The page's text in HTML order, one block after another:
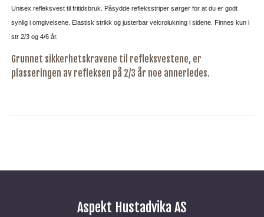
Unisex refleksvest til fritidsbruk. Påsydde refleksstriper sørger for at du er godt
synlig i omgivelsene. Elastisk strikk og justerbar velcrolukning i sidene. Finnes kun i
str 2/3 og 4/6 år.
Grunnet sikkerhetskravene til refleksvestene, er
plasseringen av refleksen på 2/3 år noe annerledes.
Aspekt Hustadvika AS